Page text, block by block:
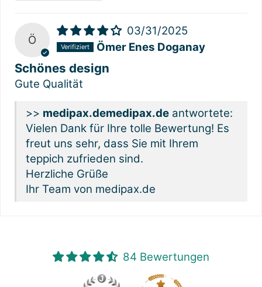
Ö
03/31/2025
Ömer Enes Doganay
Schönes design
Gute Qualität
>> medipax.de antwortete:
Vielen Dank für Ihre tolle Bewertung! Es
freut uns sehr, dass Sie mit Ihrem
teppich zufrieden sind.
Herzliche Grüße
Ihr Team von medipax.de
84 Bewertungen